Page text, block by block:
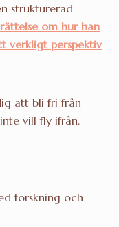
strukturerad
om hur han
verkligt perspektiv
att bli fri från
vill fly ifrån.
forskning och